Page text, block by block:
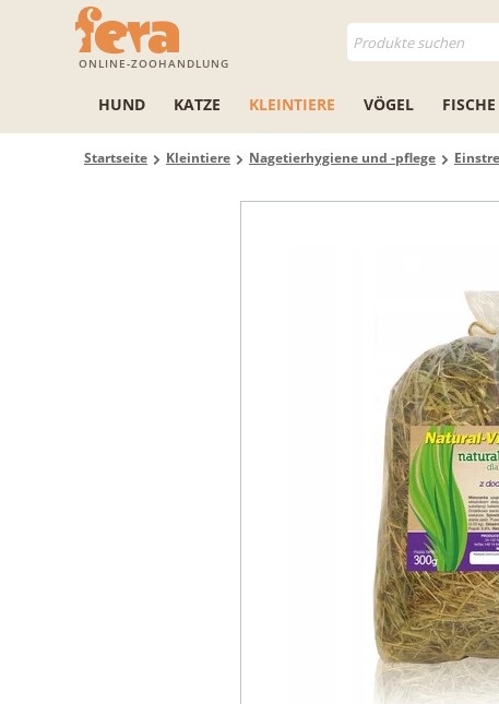
ONLINE-ZOOHANDLUNG
HUND KATZE KLEINTIERE VÖGEL FISCHE
Startseite Kleintiere Nagetierhygiene und -pflege